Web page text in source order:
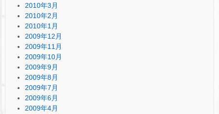
2010年3月
2010年2月
2010年1月
2009年12月
2009年11月
2009年10月
2009年9月
2009年8月
2009年7月
2009年6月
2009年4月